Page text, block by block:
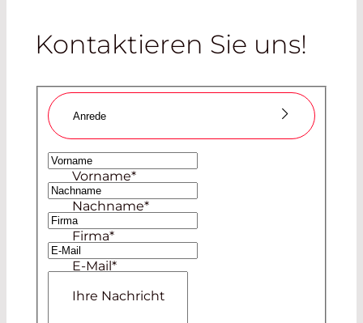
Kontaktieren Sie uns!
Anrede
Frau
Herr
Vorname*
Nachname*
Firma*
E-Mail*
Ihre Nachricht